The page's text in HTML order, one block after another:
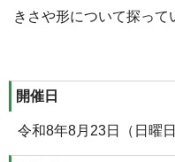
きさや形について探って
開催日
令和8年8月23日（日曜日